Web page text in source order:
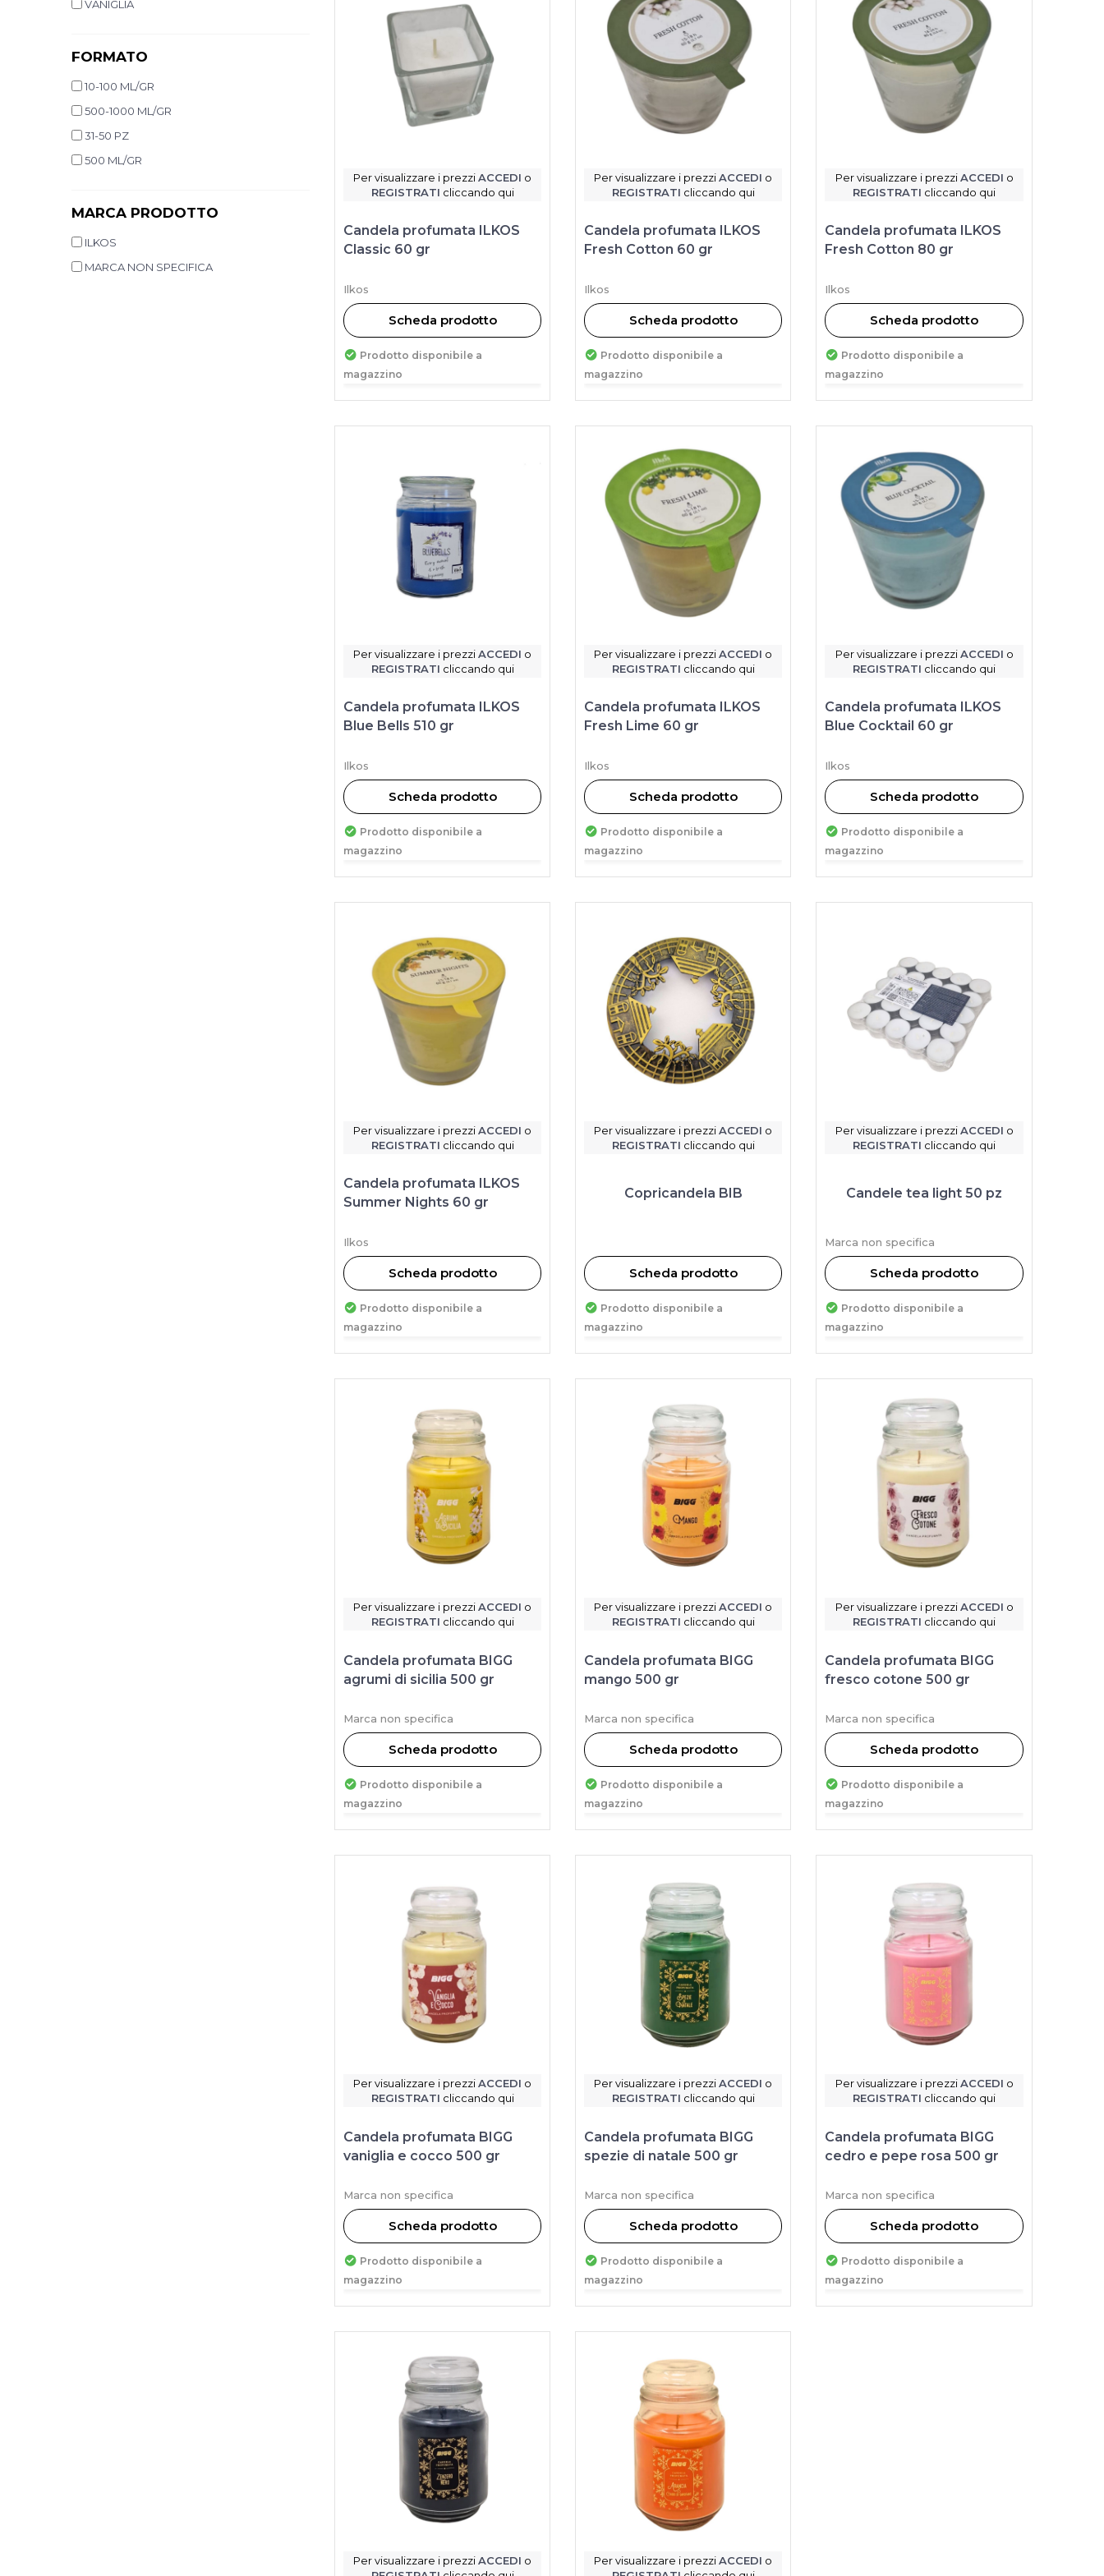
VANIGLIA
FORMATO
10-100 ML/GR
500-1000 ML/GR
31-50 PZ
500 ML/GR
MARCA PRODOTTO
ILKOS
MARCA NON SPECIFICA
Per visualizzare i prezziACCEDI o
REGISTRATI cliccando qui
Candela profumata ILKOS
Classic 60 gr
Ilkos
Scheda prodotto
Prodotto disponibile a
magazzino
Per visualizzare i prezziACCEDI o
REGISTRATI cliccando qui
Candela profumata ILKOS
Fresh Cotton 60 gr
Ilkos
Scheda prodotto
Prodotto disponibile a
magazzino
Per visualizzare i prezziACCEDI o
REGISTRATI cliccando qui
Candela profumata ILKOS
Fresh Cotton 80 gr
Ilkos
Scheda prodotto
Prodotto disponibile a
magazzino
Per visualizzare i prezziACCEDI o
REGISTRATI cliccando qui
Candela profumata ILKOS
Blue Bells 510 gr
Ilkos
Scheda prodotto
Prodotto disponibile a
magazzino
Per visualizzare i prezziACCEDI o
REGISTRATI cliccando qui
Candela profumata ILKOS
Fresh Lime 60 gr
Ilkos
Scheda prodotto
Prodotto disponibile a
magazzino
Per visualizzare i prezziACCEDI o
REGISTRATI cliccando qui
Candela profumata ILKOS
Blue Cocktail 60 gr
Ilkos
Scheda prodotto
Prodotto disponibile a
magazzino
Per visualizzare i prezziACCEDI o
REGISTRATI cliccando qui
Candela profumata ILKOS
Summer Nights 60 gr
Ilkos
Scheda prodotto
Prodotto disponibile a
magazzino
Per visualizzare i prezziACCEDI o
REGISTRATI cliccando qui
Copricandela BIB
Scheda prodotto
Prodotto disponibile a
magazzino
Per visualizzare i prezziACCEDI o
REGISTRATI cliccando qui
Candele tea light 50 pz
Marca non specifica
Scheda prodotto
Prodotto disponibile a
magazzino
Per visualizzare i prezziACCEDI o
REGISTRATI cliccando qui
Candela profumata BIGG
agrumi di sicilia 500 gr
Marca non specifica
Scheda prodotto
Prodotto disponibile a
magazzino
Per visualizzare i prezziACCEDI o
REGISTRATI cliccando qui
Candela profumata BIGG
mango 500 gr
Marca non specifica
Scheda prodotto
Prodotto disponibile a
magazzino
Per visualizzare i prezziACCEDI o
REGISTRATI cliccando qui
Candela profumata BIGG
fresco cotone 500 gr
Marca non specifica
Scheda prodotto
Prodotto disponibile a
magazzino
Per visualizzare i prezziACCEDI o
REGISTRATI cliccando qui
Candela profumata BIGG
vaniglia e cocco 500 gr
Marca non specifica
Scheda prodotto
Prodotto disponibile a
magazzino
Per visualizzare i prezziACCEDI o
REGISTRATI cliccando qui
Candela profumata BIGG
spezie di natale 500 gr
Marca non specifica
Scheda prodotto
Prodotto disponibile a
magazzino
Per visualizzare i prezziACCEDI o
REGISTRATI cliccando qui
Candela profumata BIGG
cedro e pepe rosa 500 gr
Marca non specifica
Scheda prodotto
Prodotto disponibile a
magazzino
Per visualizzare i prezziACCEDI o
Per visualizzare i prezziACCEDI o